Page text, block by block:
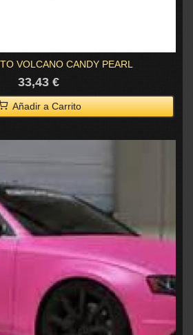
VOLCANO CANDY PEARL
33,43 €
Añadir a Carrito